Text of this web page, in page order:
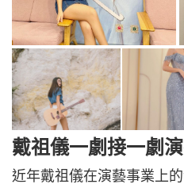
戴祖儀一劇接一劇
近年戴祖儀在演藝事業上